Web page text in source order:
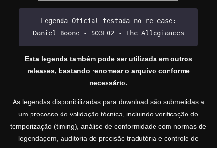
Legenda Oficial testada no release:
Daniel Boone - S03E02 - The Allegiances
Esta legenda também pode ser utilizada em outros
releases, bastando renomear o arquivo conforme
necessário.
As legendas disponibilizadas para download são submetidas a
um processo de validação técnica, incluindo verificação de
temporização (timing), análise de conformidade com normas de
legendagem, auditoria de precisão tradutória e controle de